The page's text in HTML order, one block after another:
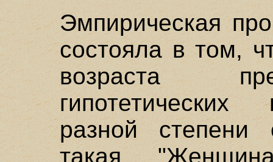
Эмпирическая
состояла в том,
возраста
разной степени
такая.